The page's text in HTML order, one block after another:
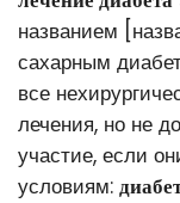
названием
сахарным
все
лечения, но не
участие, если
условиям: